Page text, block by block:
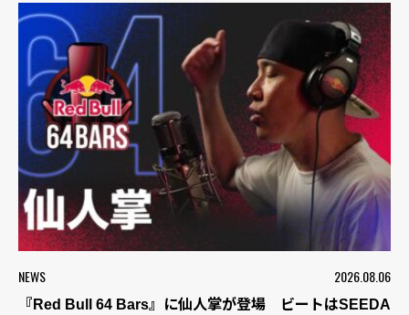
NEWS 2026.08.06
『Red Bull 64 Bars』に仙人掌が登場 ビートはSEEDA